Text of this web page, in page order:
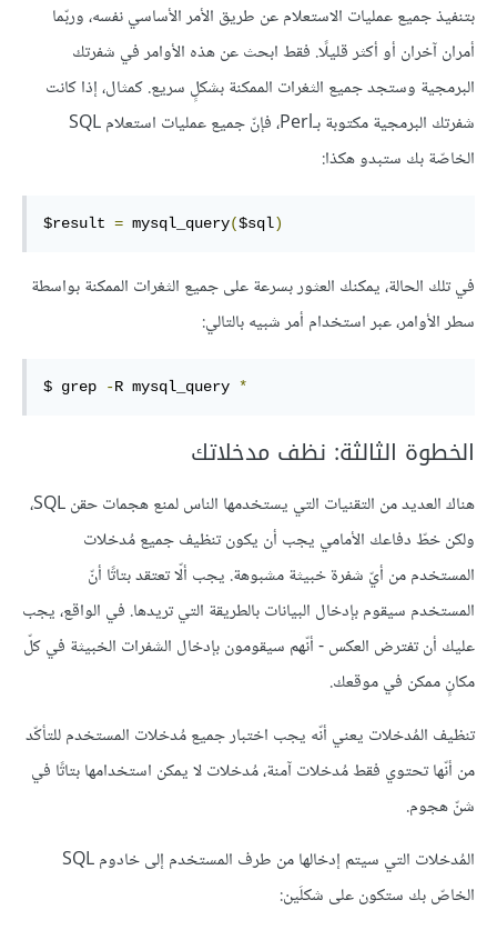
بتنفيذ جميع عمليات الاستعلام عن طريق الأمر الأساسي نفسه، وربّما
أمران آخران أو أكثر قليلًا. فقط ابحث عن هذه الأوامر في شفرتك
البرمجية وستجد جميع الثغرات الممكنة بشكلٍ سريع. كمثال، إذا كانت
شفرتك البرمجية مكتوبة بـPerl، فإنّ جميع عمليات استعلام SQL
الخاصّة بك ستبدو هكذا:
$result = mysql_query($sql)
في تلك الحالة، يمكنك العثور بسرعة على جميع الثغرات الممكنة بواسطة
سطر الأوامر، عبر استخدام أمر شبيه بالتالي:
$ grep -R mysql_query *
الخطوة الثالثة: نظف مدخلاتك
هناك العديد من التقنيات التي يستخدمها الناس لمنع هجمات حقن SQL،
ولكن خطّ دفاعك الأمامي يجب أن يكون تنظيف جميع مُدخلات
المستخدم من أيّ شفرة خبيثة مشبوهة. يجب ألّا تعتقد بتاتًا أنّ
المستخدم سيقوم بإدخال البيانات بالطريقة التي تريدها. في الواقع، يجب
عليك أن تفترض العكس - أنّهم سيقومون بإدخال الشفرات الخبيثة في كلّ
مكانٍ ممكن في موقعك.
تنظيف المُدخلات يعني أنّه يجب اختبار جميع مُدخلات المستخدم للتأكّد
من أنّها تحتوي فقط مُدخلات آمنة، مُدخلات لا يمكن استخدامها بتاتًا في
شنّ هجوم.
المُدخلات التي سيتم إدخالها من طرف المستخدم إلى خادوم SQL
الخاصّ بك ستكون على شكلَين: